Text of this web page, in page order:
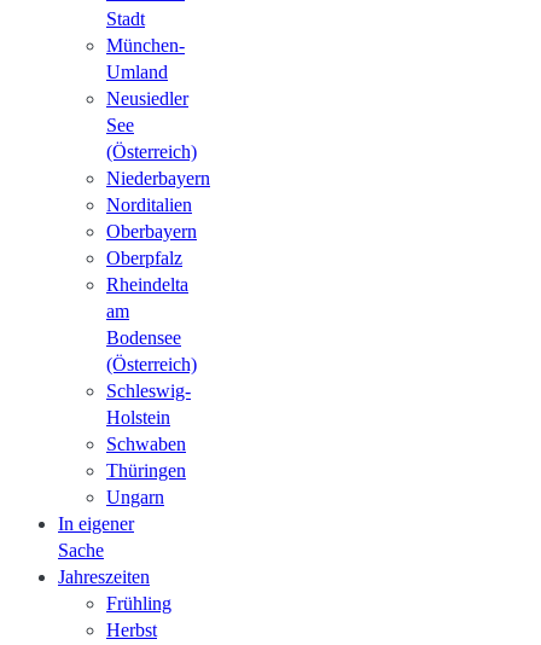
Stadt
München-
Umland
Neusiedler
See
(Österreich)
Niederbayern
Norditalien
Oberbayern
Oberpfalz
Rheindelta
am
Bodensee
(Österreich)
Schleswig-
Holstein
Schwaben
Thüringen
Ungarn
In eigener
Sache
Jahreszeiten
Frühling
Herbst